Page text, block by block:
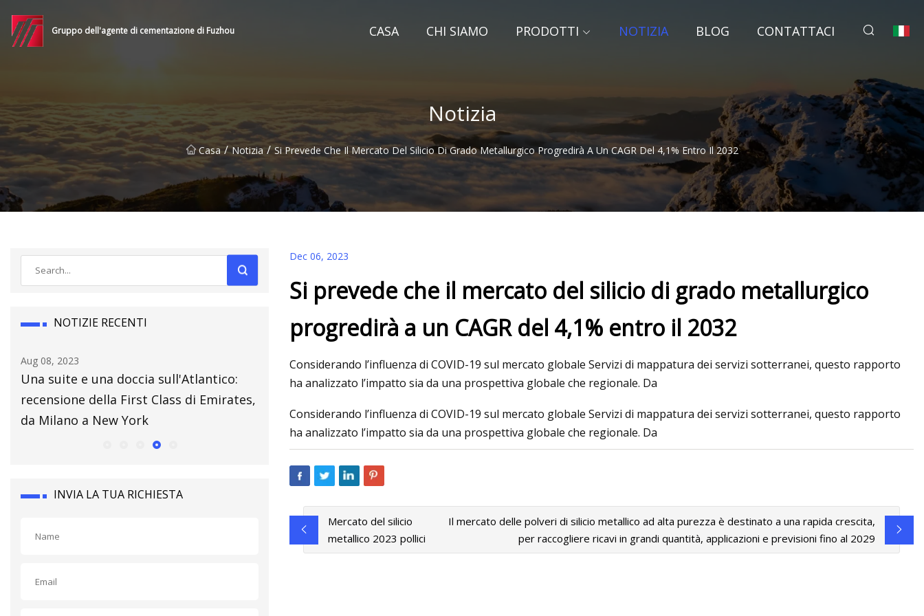
Gruppo dell'agente di cementazione di Fuzhou CASA CHI SIAMO PRODOTTI NOTIZIA BLOG CONTATTACI
Notizia
Casa / Notizia / Si Prevede Che Il Mercato Del Silicio Di Grado Metallurgico Progredirà A Un CAGR Del 4,1% Entro Il 2032
NOTIZIE RECENTI
Aug 08, 2023
Una suite e una doccia sull'Atlantico:
recensione della First Class di Emirates,
da Milano a New York
May 28, 2023
Il riciclaggio delle batterie prende il
Aug 18, 2023
Chevrolet Silverado 1500 RST del 2024
INVIA LA TUA RICHIESTA
Dec 06, 2023
Si prevede che il mercato del silicio di grado metallurgico
progredirà a un CAGR del 4,1% entro il 2032
Considerando l’influenza di COVID-19 sul mercato globale Servizi di mappatura dei servizi sotterranei, questo rapporto
ha analizzato l’impatto sia da una prospettiva globale che regionale. Da
Considerando l’influenza di COVID-19 sul mercato globale Servizi di mappatura dei servizi sotterranei, questo rapporto
ha analizzato l’impatto sia da una prospettiva globale che regionale. Da
Mercato del silicio
metallico 2023 pollici
Il mercato delle polveri di silicio metallico ad alta purezza è destinato a una rapida crescita,
per raccogliere ricavi in ​​grandi quantità, applicazioni e previsioni fino al 2029